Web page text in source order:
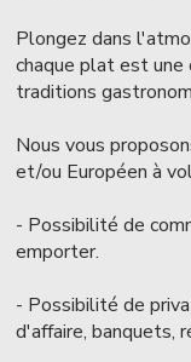
Plongez dans
chaque plat est une
traditions
Nous vous
et/ou Européen à
- Possibilité de
emporter.
- Possibilité de
d'affaire, banquets,